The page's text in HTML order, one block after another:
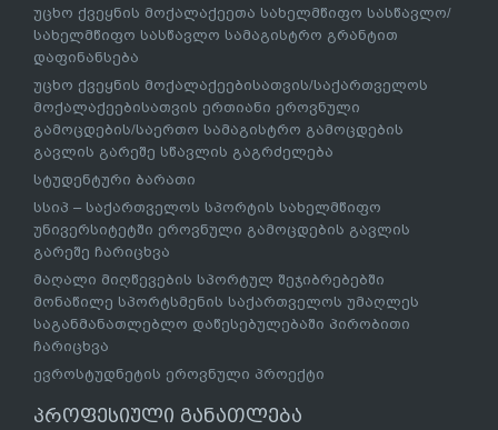
უცხო ქვეყნის მოქალაქეეთა სახელმწიფო სასწავლო/
სახელმწიფო სასწავლო სამაგისტრო გრანტით
დაფინანსება
უცხო ქვეყნის მოქალაქეებისათვის/საქართველოს
მოქალაქეებისათვის ერთიანი ეროვნული
გამოცდების/საერთო სამაგისტრო გამოცდების
გავლის გარეშე სწავლის გაგრძელება
სტუდენტური ბარათი
სსიპ – საქართველოს სპორტის სახელმწიფო
უნივერსიტეტში ეროვნული გამოცდების გავლის
გარეშე ჩარიცხვა
მაღალი მიღწევების სპორტულ შეჯიბრებებში
მონაწილე სპორტსმენის საქართველოს უმაღლეს
საგანმანათლებლო დაწესებულებაში პირობითი
ჩარიცხვა
ევროსტუდნეტის ეროვნული პროექტი
პროფესიული განათლება